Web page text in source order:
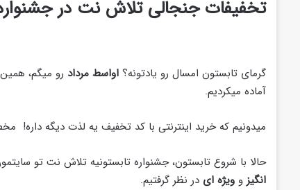
تخفیفات جنجالی تلاش نت در جشنواره
گرمای تابستون امسال رو یادتونه؟اواسط مرداد رو میگم،
آماده میکردیم.
میدونیم که خرید اینترنتی با کد تخفیف یه لذت دیگه داره!
حالا با شروع تابستون، جشنواره تابستونیه تلاش نت تو
انگیزو ویژه ای در نظر گرفتیم.